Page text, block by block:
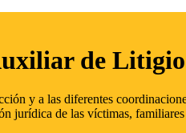
de
y a las diferentes
jurídica de las víctimas,